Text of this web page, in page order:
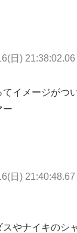
日)
イメージがつ
ー
日)
やナイキのシ